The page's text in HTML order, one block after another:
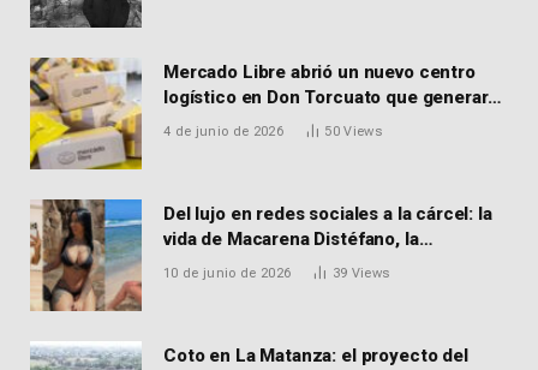
Mercado Libre abrió un nuevo centro
logístico en Don Torcuato que generará
900 empleos: cómo enviar el CV
4 de junio de 2026 50Views
Del lujo en redes sociales a la cárcel: la
vida de Macarena Distéfano, la
influencer de San Martín acusada de
10 de junio de 2026 39 Views
Coto en La Matanza: el proyecto del